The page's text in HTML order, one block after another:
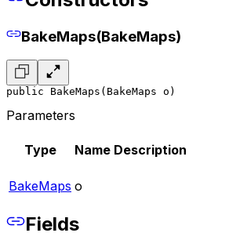
BakeMaps(BakeMaps)
public BakeMaps(BakeMaps o)
Parameters
Type Name Description
BakeMaps o
Fields